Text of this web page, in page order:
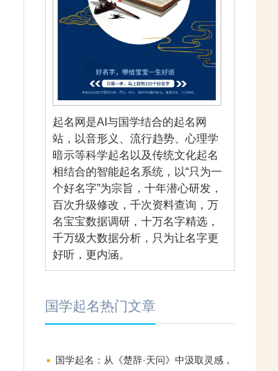
起名网是AI与国学结合的起名网
站，以音形义、流行趋势、心理学
暗示等科学起名以及传统文化起名
相结合的智能起名系统，以“只为一
个好名字”为宗旨，十年潜心研发，
百次升级修改，千次资料查询，万
名宝宝数据调研，十万名字精选，
千万级大数据分析，只为让名字更
好听，更内涵。
国学起名热门文章
国学起名：从《楚辞·天问》中汲取灵感，